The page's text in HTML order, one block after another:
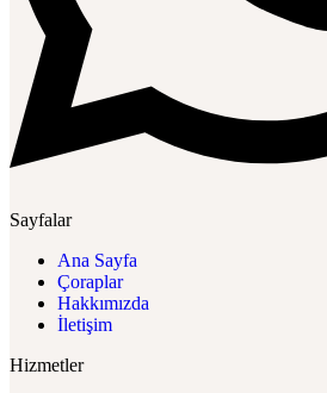
Sayfalar
Ana Sayfa
Çoraplar
Hakkımızda
İletişim
Hizmetler